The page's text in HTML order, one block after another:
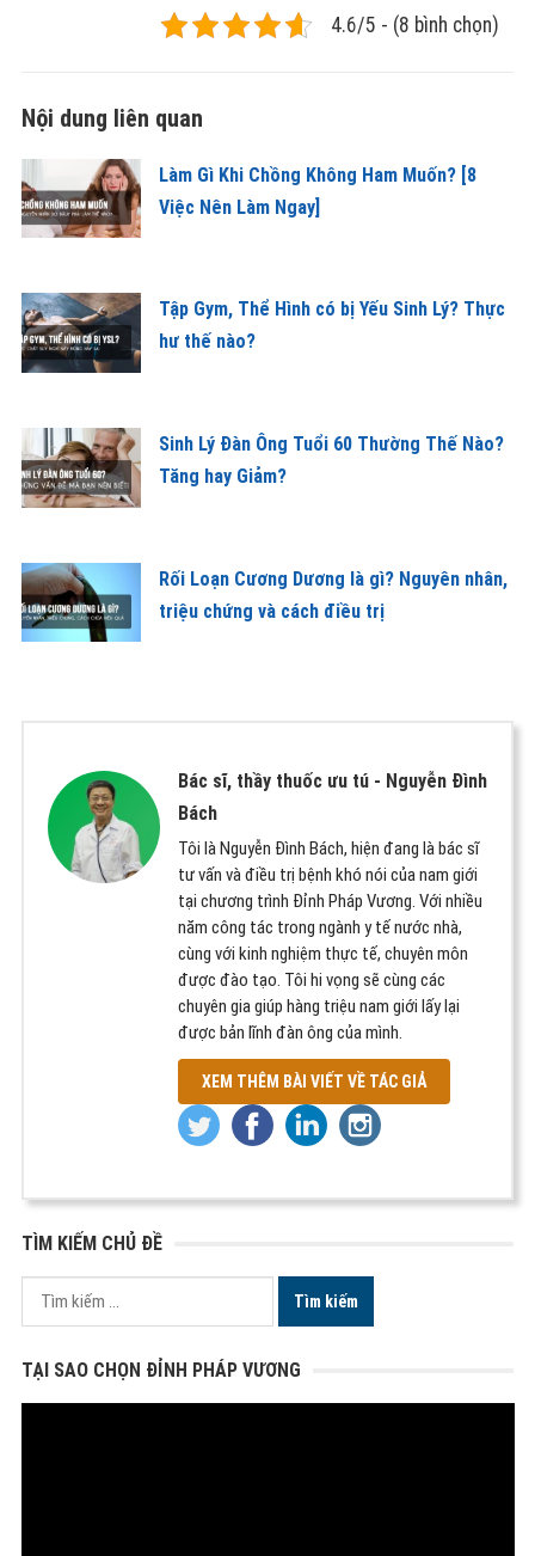
4.6/5 - (8 bình chọn)
Nội dung liên quan
Làm Gì Khi Chồng Không Ham Muốn? [8
Việc Nên Làm Ngay]
Tập Gym, Thể Hình có bị Yếu Sinh Lý? Thực
hư thế nào?
Sinh Lý Đàn Ông Tuổi 60 Thường Thế Nào?
Tăng hay Giảm?
Rối Loạn Cương Dương là gì? Nguyên nhân,
triệu chứng và cách điều trị
Bác sĩ, thầy thuốc ưu tú - Nguyễn Đình
Bách
Tôi là Nguyễn Đình Bách, hiện đang là bác sĩ
tư vấn và điều trị bệnh khó nói của nam giới
tại chương trình Đỉnh Pháp Vương. Với nhiều
năm công tác trong ngành y tế nước nhà,
cùng với kinh nghiệm thực tế, chuyên môn
được đào tạo. Tôi hi vọng sẽ cùng các
chuyên gia giúp hàng triệu nam giới lấy lại
được bản lĩnh đàn ông của mình.
XEM THÊM BÀI VIẾT VỀ TÁC GIẢ
TÌM KIẾM CHỦ ĐỀ
Tìm
kiếm
TẠI SAO CHỌN ĐỈNH PHÁP VƯƠNG